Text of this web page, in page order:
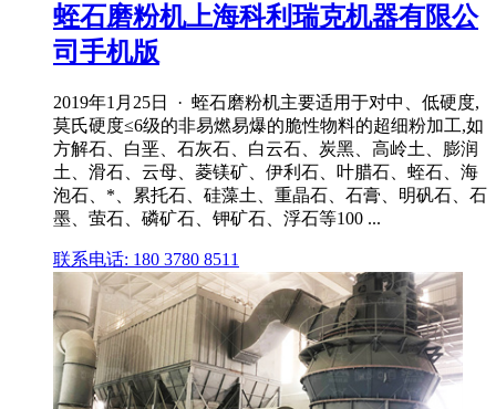
蛭石磨粉机上海科利瑞克机器有限公
司手机版
2019年1月25日 · 蛭石磨粉机主要适用于对中、低硬度,
莫氏硬度≤6级的非易燃易爆的脆性物料的超细粉加工,如
方解石、白垩、石灰石、白云石、炭黑、高岭土、膨润
土、滑石、云母、菱镁矿、伊利石、叶腊石、蛭石、海
泡石、*、累托石、硅藻土、重晶石、石膏、明矾石、石
墨、萤石、磷矿石、钾矿石、浮石等100 ...
联系电话: 180 3780 8511